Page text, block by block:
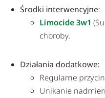
Środki interwencyjne:
Limocide 3w1
choroby.
Działania dodatkowe:
Regularne
Unikanie